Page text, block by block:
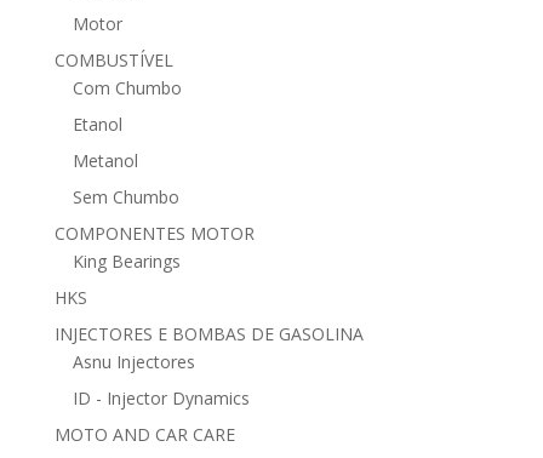
Motor
COMBUSTÍVEL
Com Chumbo
Etanol
Metanol
Sem Chumbo
COMPONENTES MOTOR
King Bearings
HKS
INJECTORES E BOMBAS DE GASOLINA
Asnu Injectores
ID - Injector Dynamics
MOTO AND CAR CARE